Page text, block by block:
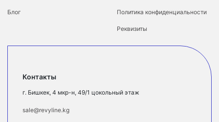
Блог Политика конфиденциальности
Реквизиты
Контакты
г. Бишкек, 4 мкр-н, 49/1 цокольный этаж
sale@revyline.kg